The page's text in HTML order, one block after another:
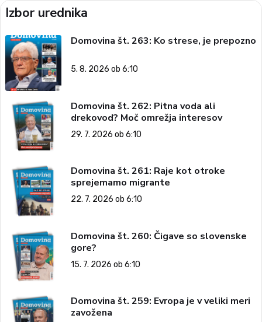
Izbor urednika
Domovina št. 263: Ko strese, je prepozno
5. 8. 2026 ob 6:10
Domovina št. 262: Pitna voda ali
drekovod? Moč omrežja interesov
29. 7. 2026 ob 6:10
Domovina št. 261: Raje kot otroke
sprejemamo migrante
22. 7. 2026 ob 6:10
Domovina št. 260: Čigave so slovenske
gore?
15. 7. 2026 ob 6:10
Domovina št. 259: Evropa je v veliki meri
zavožena